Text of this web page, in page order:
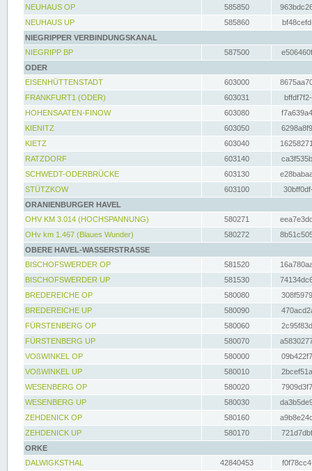
NEUHAUS OP
585850
NEUHAUS UP
585860
NIEGRIPPER VERBINDUNGSKANAL
NIEGRIPP BP
587500
ODER
EISENHÜTTENSTADT
603000
FRANKFURT1 (ODER)
603031
HOHENSAATEN-FINOW
603080
KIENITZ
603050
KIETZ
603040
RATZDORF
603140
SCHWEDT-ODERBRÜCKE
603130
STÜTZKOW
603100
ORANIENBURGER HAVEL
OHV KM 3.014 (HOCHSPANNUNG)
580271
OHv km 1.467 (Blaues Wunder)
580272
OBERE HAVEL-WASSERSTRASSE
BISCHOFSWERDER OP
581520
BISCHOFSWERDER UP
581530
BREDEREICHE OP
580080
BREDEREICHE UP
580090
FÜRSTENBERG OP
580060
FÜRSTENBERG UP
580070
VOßWINKEL OP
580000
VOßWINKEL UP
580010
WESENBERG OP
580020
WESENBERG UP
580030
ZEHDENICK OP
580160
ZEHDENICK UP
580170
ORKE
DALWIGKSTHAL
42840453